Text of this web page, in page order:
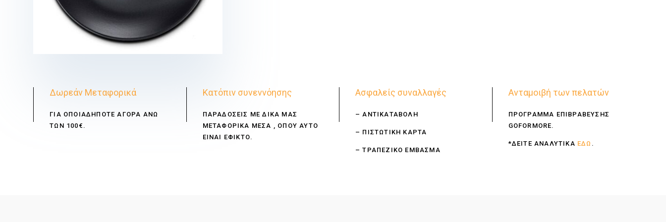
Δωρεάν Μεταφορικά
ΓΙΑ ΟΠΟΙΑΔΗΠΟΤΕ ΑΓΟΡΑ ΑΝΩ
ΤΩΝ 100€.
Κατόπιν συνεννόησης
ΠΑΡΑΔΟΣΕΙΣ ΜΕ ΔΙΚΑ ΜΑΣ
ΜΕΤΑΦΟΡΙΚΑ ΜΕΣΑ , ΟΠΟΥ ΑΥΤΟ
ΕΙΝΑΙ ΕΦΙΚΤΟ.
Ασφαλείς συναλλαγές
– ΑΝΤΙΚΑΤΑΒΟΛΗ
– ΠΙΣΤΩΤΙΚΗ ΚΑΡΤΑ
– ΤΡΑΠΕΖΙΚΟ ΕΜΒΑΣΜΑ
Ανταμοιβή των πελατών
ΠΡΟΓΡΑΜΜΑ ΕΠΙΒΡΑΒΕΥΣΗΣ
GOFORMORE.
*ΔΕΙΤΕ ΑΝΑΛΥΤΙΚΑ ΕΔΩ .